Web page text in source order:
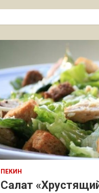
к
ПЕКИН
Салат